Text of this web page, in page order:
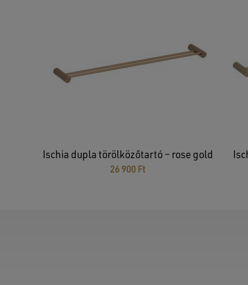
Ischia dupla törölközőtartó – rose gold
26 900 Ft